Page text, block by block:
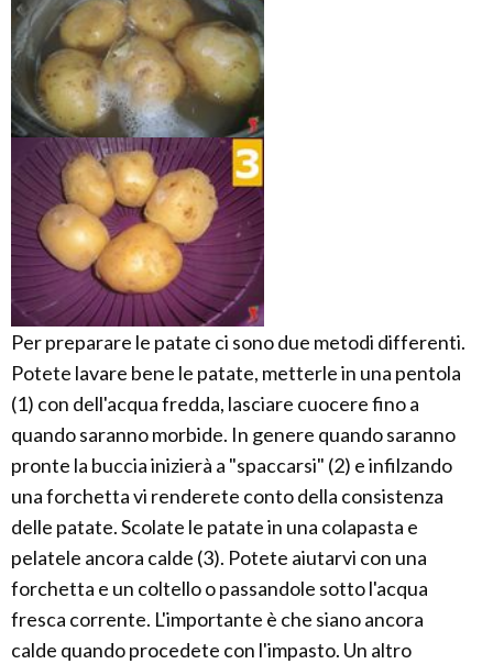
Per preparare le patate ci sono due metodi differenti.
Potete lavare bene le patate, metterle in una pentola
(1) con dell'acqua fredda, lasciare cuocere fino a
quando saranno morbide. In genere quando saranno
pronte la buccia inizierà a "spaccarsi" (2) e infilzando
una forchetta vi renderete conto della consistenza
delle patate. Scolate le patate in una colapasta e
pelatele ancora calde (3). Potete aiutarvi con una
forchetta e un coltello o passandole sotto l'acqua
fresca corrente. L'importante è che siano ancora
calde quando procedete con l'impasto. Un altro